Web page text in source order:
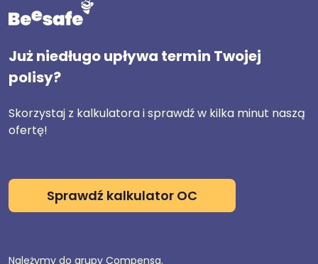
Już niedługo upływa termin Twojej
polisy?
Skorzystaj z kalkulatora i sprawdź w kilka minut naszą
ofertę!
Sprawdź kalkulator OC
Należymy do grupy Compensa.